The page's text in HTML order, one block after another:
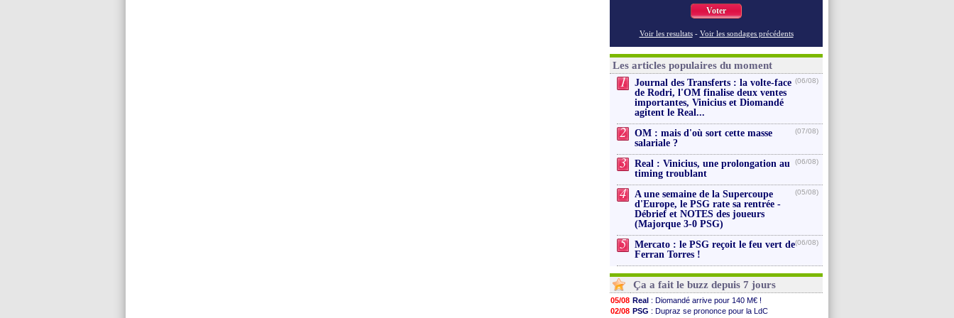
Voter
Voir les resultats - Voir les sondages précédents
Les articles populaires du moment
1
Journal des Transferts : la volte-face
de Rodri, l'OM finalise deux ventes
importantes, Vinicius et Diomandé
agitent le Real...
(06/08)
2
OM : mais d'où sort cette masse
salariale ?
(07/08)
3
Real : Vinicius, une prolongation au
timing troublant
(06/08)
4
A une semaine de la Supercoupe
d'Europe, le PSG rate sa rentrée -
Débrief et NOTES des joueurs
(Majorque 3-0 PSG)
(05/08)
5
Mercato : le PSG reçoit le feu vert de
Ferran Torres !
(06/08)
Ça a fait le buzz depuis 7 jours
05/08 Real : Diomandé arrive pour 140 M€ !
02/08 PSG : Dupraz se prononce pour la LdC